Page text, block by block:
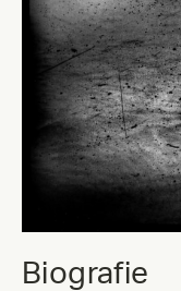
Biografie